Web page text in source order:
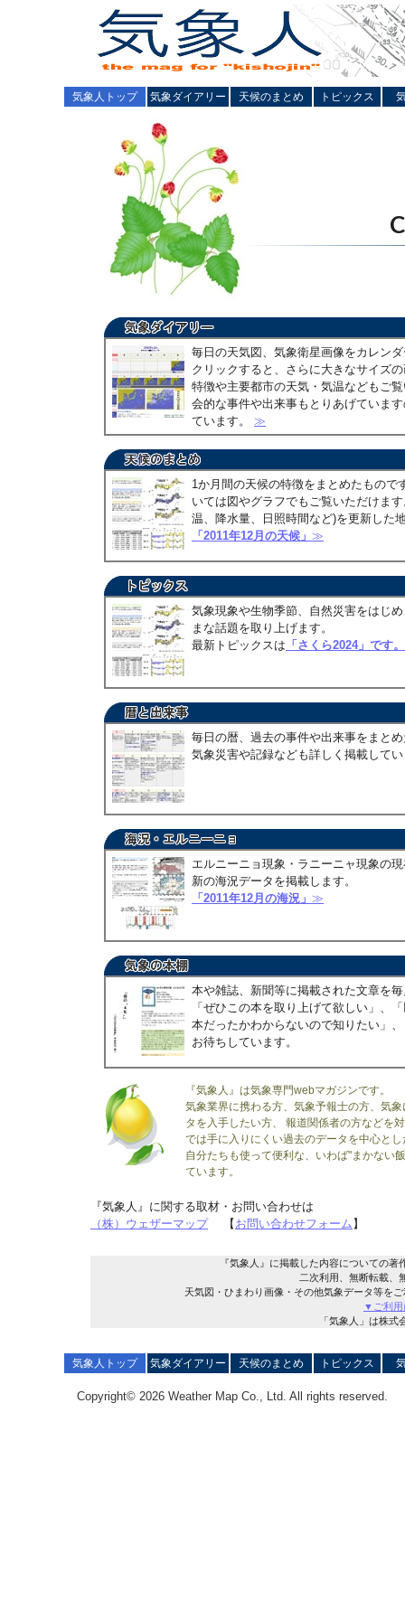
気象人トップ 気象ダイアリー 天候のまとめ トピックス
毎日の天気図、気象衛星画像をカレン
クリックすると、さらに大きなサイズ
特徴や主要都市の天気・気温などもご
会的な事件や出来事もとりあげていま
ています。 ≫
1か月間の天候の特徴をまとめたもので
いては図やグラフでもご覧いただけま
温、降水量、日照時間など)を更新した
「2011年12月の天候」 ≫
気象現象や生物季節、自然災害をはじ
まな話題を取り上げます。
最新トピックスは 「さくら2024」です。
毎日の暦、過去の事件や出来事をまと
気象災害や記録なども詳しく掲載して
エルニーニョ現象・ラニーニャ現象の
新の海況データを掲載します。
「2011年12月の海況」 ≫
本や雑誌、新聞等に掲載された文章を
「ぜひこの本を取り上げて欲しい」、
本だったかわからないので知りたい」
お待ちしています。
『気象人』は気象専門webマガジンです。
気象業界に携わる方、気象予報士の方、気
タを入手したい方、 報道関係者の方などを
では手に入りにくい過去のデータを中心と
自分たちも使って便利な、いわば"まかない
ています。
『気象人』に関する取材・お問い合わせは
（株）ウェザーマップ【 お問い合わせフォーム 】
『気象人』に掲載した内容についての
二次利用、無断転載、
天気図・ひまわり画像・その他気象データ等を
▼ご利用
「気象人」は株
気象人トップ 気象ダイアリー 天候のまとめ トピックス
Copyright© 2026 Weather Map Co., Ltd. All rights reserved.